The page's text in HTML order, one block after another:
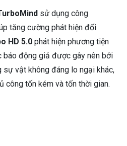
sử dụng công
tăng cường phát hiện đối
HD 5.0 phát hiện phương tiện
báo động giả được gây nên bởi
sự vật không đáng lo ngại khác,
công tốn kém và tốn thời gian.